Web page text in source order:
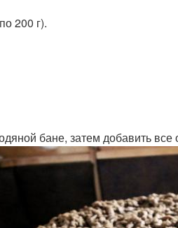
200 г).
бане, затем добавить